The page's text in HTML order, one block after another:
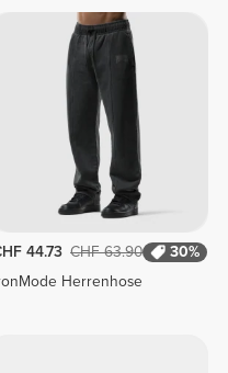
44.73 CHF 63.90
30%
Herrenhose